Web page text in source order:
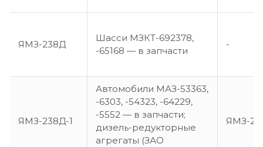
ЯМЗ-238Д
Шасси МЗКТ-692378,
-65168 — в запчасти
-
ЯМЗ-238Д-1
Автомобили МАЗ-53363,
-6303, -54323, -64229,
-5552 — в запчасти;
дизель-редукторные
агрегаты (ЗАО
ЯМЗ-